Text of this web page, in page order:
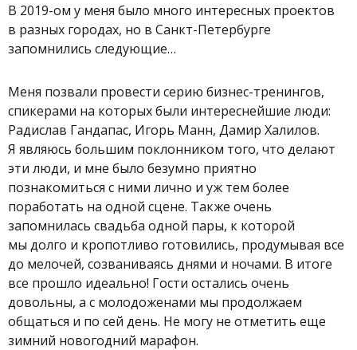
В 2019-ом у меня было много интересных проектов
в разных городах, но в Санкт-Петербурге
запомнились следующие…
Меня позвали провести серию бизнес-тренингов,
спикерами на которых были интереснейшие люди:
Радислав Гандапас, Игорь Манн, Дамир Халилов.
Я являюсь большим поклонником того, что делают
эти люди, и мне было безумно приятно
познакомиться с ними лично и уж тем более
поработать на одной сцене. Также очень
запомнилась свадьба одной пары, к которой
мы долго и кропотливо готовились, продумывая все
до мелочей, созваниваясь днями и ночами. В итоге
все прошло идеально! Гости остались очень
довольны, а с молодоженами мы продолжаем
общаться и по сей день. Не могу не отметить еще
зимний новогодний марафон.